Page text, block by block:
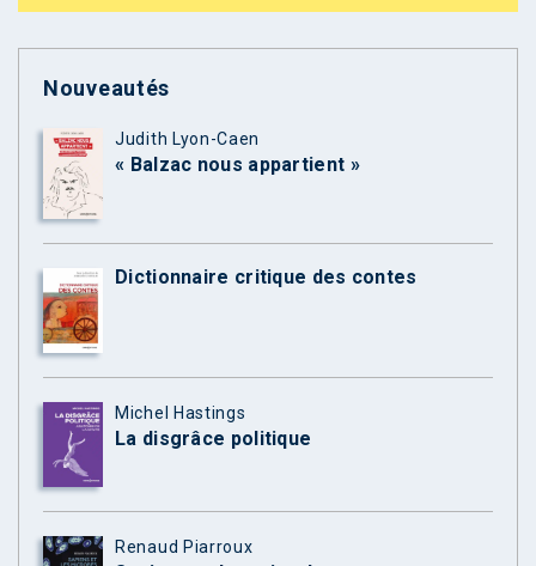
Nouveautés
Judith Lyon-Caen
« Balzac nous appartient »
Dictionnaire critique des contes
Michel Hastings
La disgrâce politique
Renaud Piarroux